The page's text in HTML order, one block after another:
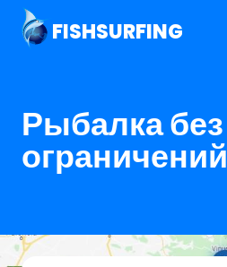
FISHSURFING
Рыбалка без
ограничений